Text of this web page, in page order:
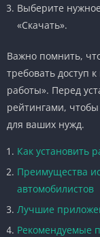
Выберите
«Скачать».
Важно помнить,
требовать доступ
работы». Перед
рейтингами,
для ваших нужд.
Как установить
Преимущества
автомобилистов
Лучшие
Рекомендуемые